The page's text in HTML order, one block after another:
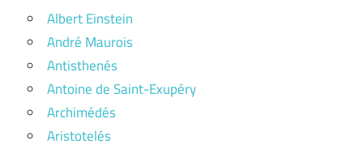
Albert Einstein
André Maurois
Antisthenés
Antoine de Saint-Exupéry
Archimédés
Aristotelés